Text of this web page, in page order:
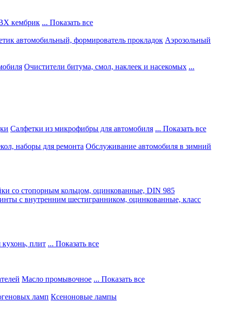
кембрик ... Показать все
автомобильный, формирователь прокладок Аэрозольный
Очистители битума, смол, наклеек и насекомых ...
Салфетки из микрофибры для автомобиля ... Показать все
наборы для ремонта Обслуживание автомобиля в зимний
со стопорным кольцом, оцинкованные, DIN 985
с внутренним шестигранником, оцинкованные, класс
кухонь, плит ... Показать все
Масло промывочное ... Показать все
ламп Ксеноновые лампы